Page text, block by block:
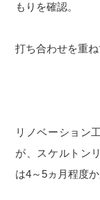
もりを確認。
打ち合わせを重
リノベーション
が、スケルトン
は4～5ヵ月程度